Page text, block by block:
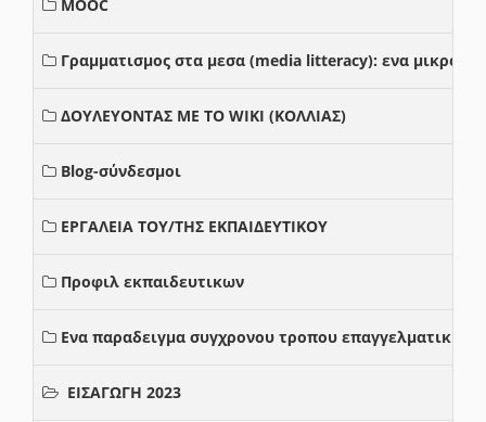
MOOC
Γραμματισμος στα μεσα (media litteracy): ενα μικρο
ΔΟΥΛΕΥΟΝΤΑΣ ΜΕ ΤΟ WIKI (ΚΟΛΛΙΑΣ)
Blog-σύνδεσμοι
ΕΡΓΑΛΕΙΑ ΤΟΥ/ΤΗΣ ΕΚΠΑΙΔΕΥΤΙΚΟΥ
Προφιλ εκπαιδευτικων
Ενα παραδειγμα συγχρονου τροπου επαγγελματικης
ΕΙΣΑΓΩΓΗ 2023